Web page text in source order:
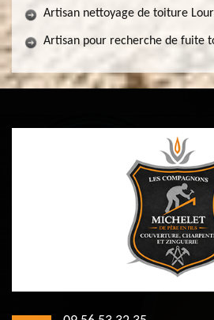
Artisan nettoyage de toiture
Artisan pour recherche de fuite